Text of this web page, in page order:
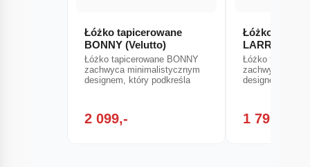
Łóżko tapicerowane
BONNY (Velutto)
Łóżko tapicerowane BONNY
zachwyca minimalistycznym
designem, który podkreśla
2 099,-
Łóżko
LARRY
Łóżko
zachwyca
designem, który
1 799,-